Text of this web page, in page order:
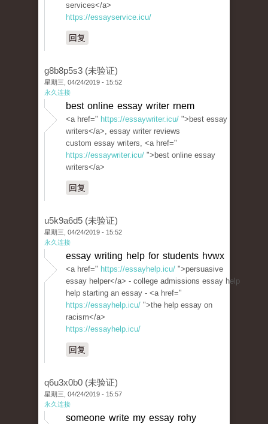
services</a>
https://essayservice.icu/
回复
g8b8p5s3 (未验证)
星期三, 04/24/2019 - 15:52
永久连接
best online essay writer rnem
<a href=" https://essaywriter.icu/ ">best essay
writers</a>, essay writer reviews
custom essay writers, <a href="
https://essaywriter.icu/ ">best online essay
writers</a>
回复
u5k9a6d5 (未验证)
星期三, 04/24/2019 - 15:52
永久连接
essay writing help for students hvwx
<a href=" https://essayhelp.icu/ ">persuasive
essay helper</a> - college admissions essay help
help starting an essay - <a href="
https://essayhelp.icu/ ">the help essay on
racism</a>
https://essayhelp.icu/
回复
q6u3x0b0 (未验证)
星期三, 04/24/2019 - 15:57
永久连接
someone write my essay rohy